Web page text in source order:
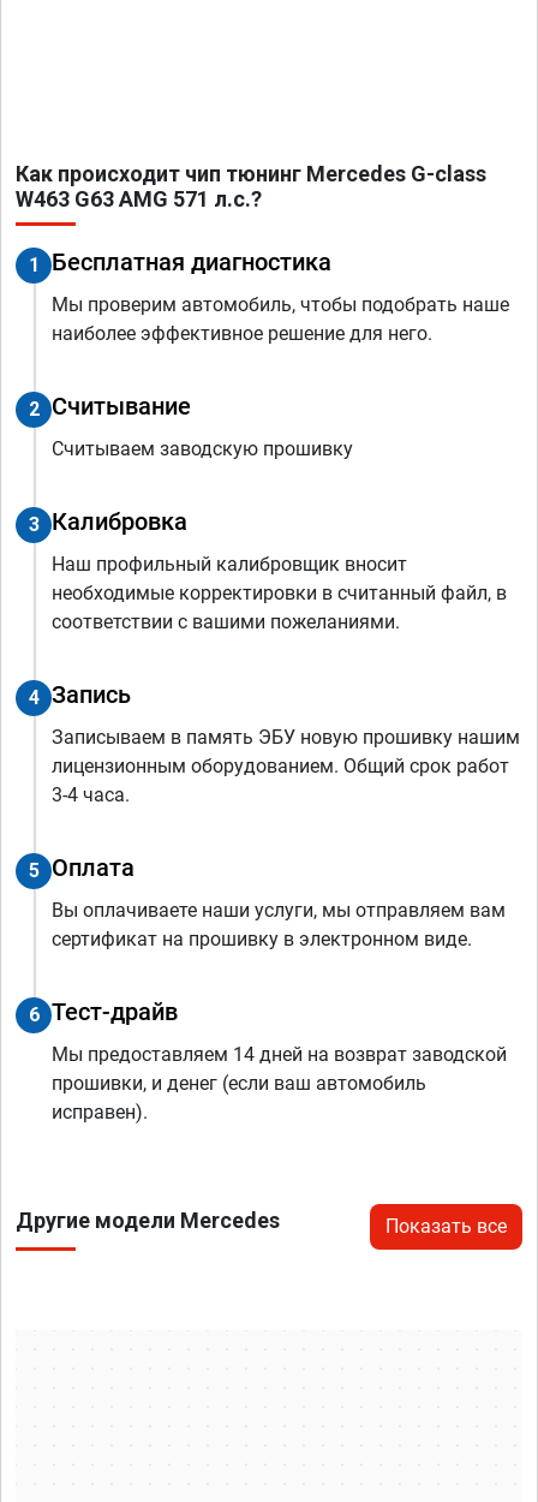
Как происходит чип тюнинг Mercedes G-class
W463 G63 AMG 571 л.с.?
1 Бесплатная диагностика
Мы проверим автомобиль, чтобы подобрать наше
наиболее эффективное решение для него.
2 Считывание
Считываем заводскую прошивку
3 Калибровка
Наш профильный калибровщик вносит
необходимые корректировки в считанный файл, в
соответствии с вашими пожеланиями.
4 Запись
Записываем в память ЭБУ новую прошивку нашим
лицензионным оборудованием. Общий срок работ
3-4 часа.
5 Оплата
Вы оплачиваете наши услуги, мы отправляем вам
сертификат на прошивку в электронном виде.
6 Тест-драйв
Мы предоставляем 14 дней на возврат заводской
прошивки, и денег (если ваш автомобиль
исправен).
Другие модели Mercedes Показать все